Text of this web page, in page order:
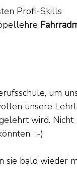
Profi-Skills
um
unsere
wird. Nicht
:-)
sie bald wieder